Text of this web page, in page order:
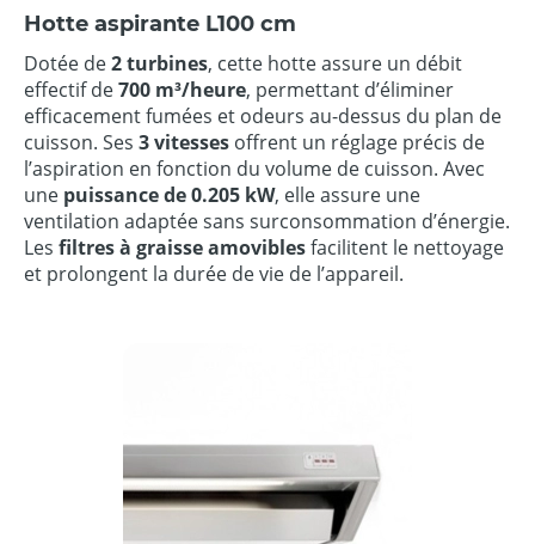
Hotte aspirante L100 cm
Dotée de2 turbines, cette hotte assure un débit
effectif de700 m³/heure, permettant d’éliminer
efficacement fumées et odeurs au-dessus du plan de
cuisson. Ses 3 vitesses offrent un réglage précis de
l’aspiration en fonction du volume de cuisson. Avec
une puissance de 0.205 kW, elle assure une
ventilation adaptée sans surconsommation d’énergie.
Les filtres à graisse amoviblesfacilitent le nettoyage
et prolongent la durée de vie de l’appareil.